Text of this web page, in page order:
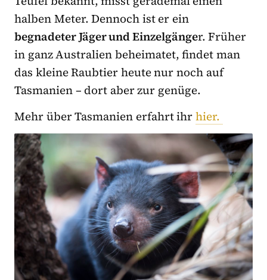
halben Meter. Dennoch ist er ein
begnadeter Jäger und Einzelgänger. Früher
in ganz Australien beheimatet, findet man
das kleine Raubtier heute nur noch auf
Tasmanien – dort aber zur genüge.
Mehr über Tasmanien erfahrt ihrhier.